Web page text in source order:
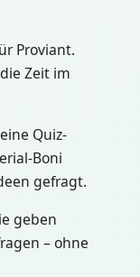
Proviant.
Zeit im
Quiz-
Boni
gefragt.
geben
– ohne